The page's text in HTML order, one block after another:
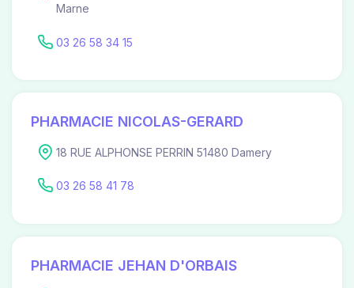
Marne
03 26 58 34 15
PHARMACIE NICOLAS-GERARD
18 RUE ALPHONSE PERRIN 51480 Damery
03 26 58 41 78
PHARMACIE JEHAN D'ORBAIS